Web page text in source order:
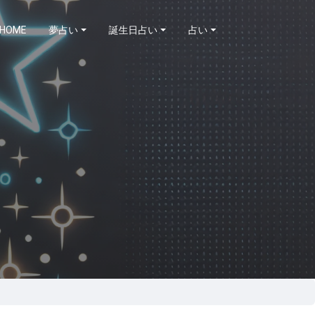
HOME 夢占い 誕生日占い 占い